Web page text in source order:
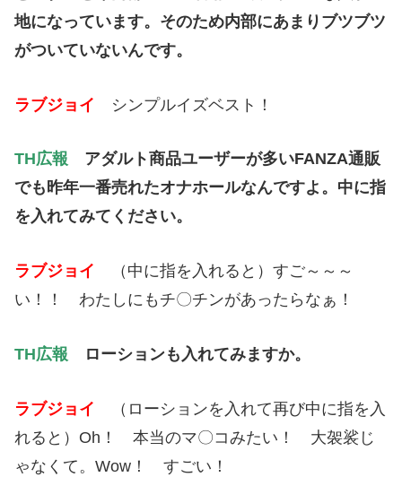
地になっています。そのため内部にあまりブツブツ
がついていないんです。
ラブジョイ シンプルイズベスト！
TH広報 アダルト商品ユーザーが多いFANZA通販
でも昨年一番売れたオナホールなんですよ。中に指
を入れてみてください。
ラブジョイ （中に指を入れると）すご～～～
い！！ わたしにもチ〇チンがあったらなぁ！
TH広報 ローションも入れてみますか。
ラブジョイ （ローションを入れて再び中に指を入
れると）Oh！ 本当のマ〇コみたい！ 大袈裟じ
ゃなくて。Wow！ すごい！